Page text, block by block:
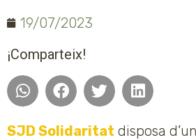
19/07/2023
¡Comparteix!
SJD Solidaritat disposa